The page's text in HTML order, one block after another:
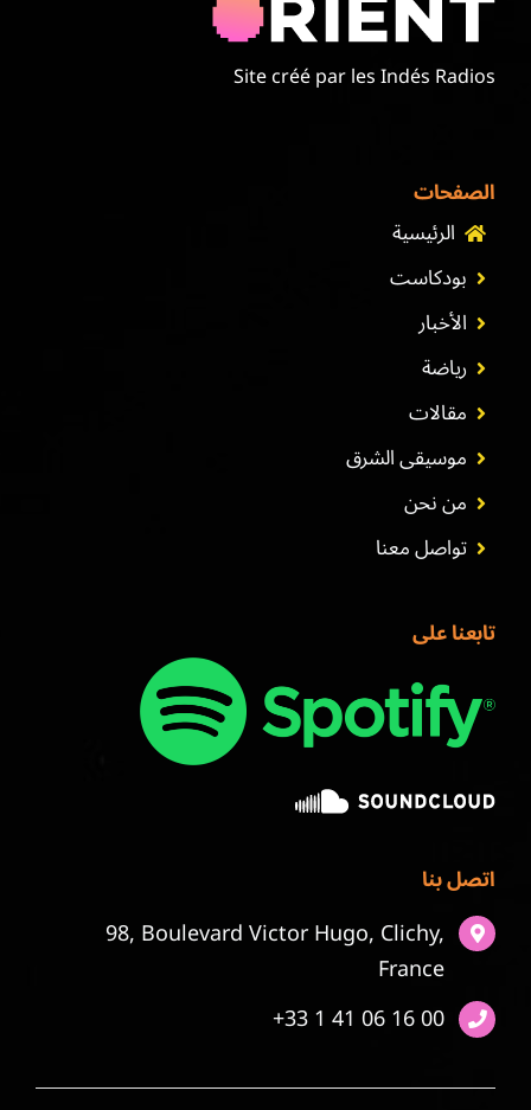
Site créé par les Indés Radios
الصفحات
الرئيسية
بودكاست
الأخبار
رياضة
مقالات
موسيقى الشرق
من نحن
تواصل معنا
تابعنا على
اتصل بنا
98, Boulevard Victor Hugo, Clichy,
France
+33 1 41 06 16 00